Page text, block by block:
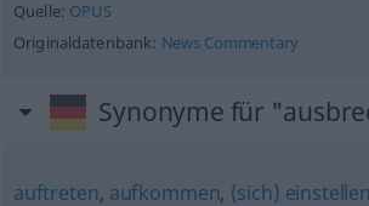
Quelle: OPUS
Originaldatenbank: News Commentary
Synonyme für
auftreten, aufkommen, (sich) einstellen